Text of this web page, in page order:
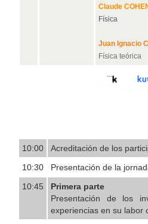
Claude
Física
Juan Ignacio
Física teórica
10:00
Acreditación de los
10:30
Presentación de la
10:45
Primera parte
Presentación de los
experiencias en su labor